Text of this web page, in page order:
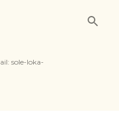
sole-loka-